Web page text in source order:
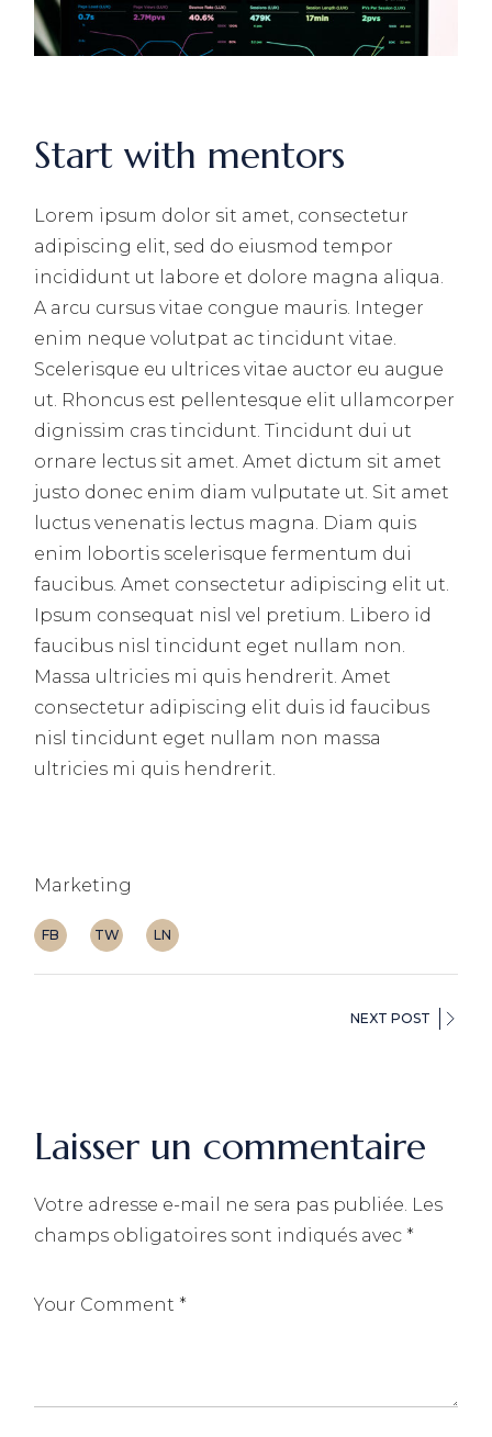
Start with mentors
Lorem ipsum dolor sit amet, consectetur
adipiscing elit, sed do eiusmod tempor
incididunt ut labore et dolore magna aliqua.
A arcu cursus vitae congue mauris. Integer
enim neque volutpat ac tincidunt vitae.
Scelerisque eu ultrices vitae auctor eu augue
ut. Rhoncus est pellentesque elit ullamcorper
dignissim cras tincidunt. Tincidunt dui ut
ornare lectus sit amet. Amet dictum sit amet
justo donec enim diam vulputate ut. Sit amet
luctus venenatis lectus magna. Diam quis
enim lobortis scelerisque fermentum dui
faucibus. Amet consectetur adipiscing elit ut.
Ipsum consequat nisl vel pretium. Libero id
faucibus nisl tincidunt eget nullam non.
Massa ultricies mi quis hendrerit. Amet
consectetur adipiscing elit duis id faucibus
nisl tincidunt eget nullam non massa
ultricies mi quis hendrerit.
Marketing
FB TW LN
NEXT POST
Laisser un commentaire
Votre adresse e-mail ne sera pas publiée. Les
champs obligatoires sont indiqués avec *